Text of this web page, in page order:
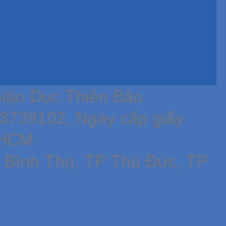
Dục Thiên Bảo
Ngày cấp giấy
Thọ, TP Thủ Đức, TP